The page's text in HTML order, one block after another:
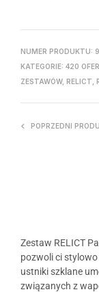
NUMER PRODUKTU:
KATEGORIE: 420
ZESTAWÓW, RELICT
POPRZEDNI
Zestaw RELICT
pozwoli ci
ustniki szklane
związanych z